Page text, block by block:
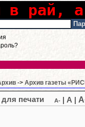
в рай,
-> Архив газеты
A- A